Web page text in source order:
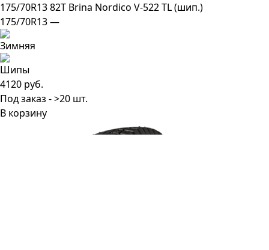
175/70R13 82T Brina Nordico V-522 TL (шип.)
175/70R13 —
4120 руб.
Под заказ - >20 шт.
В корзину